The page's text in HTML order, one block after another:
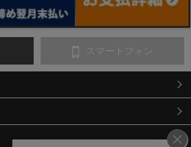
スマートフォン